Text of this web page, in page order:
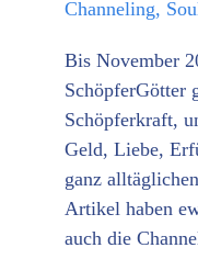
Channeling,
Bis November
SchöpferGötter
Schöpferkraft,
Geld, Liebe,
ganz
Artikel haben
auch die